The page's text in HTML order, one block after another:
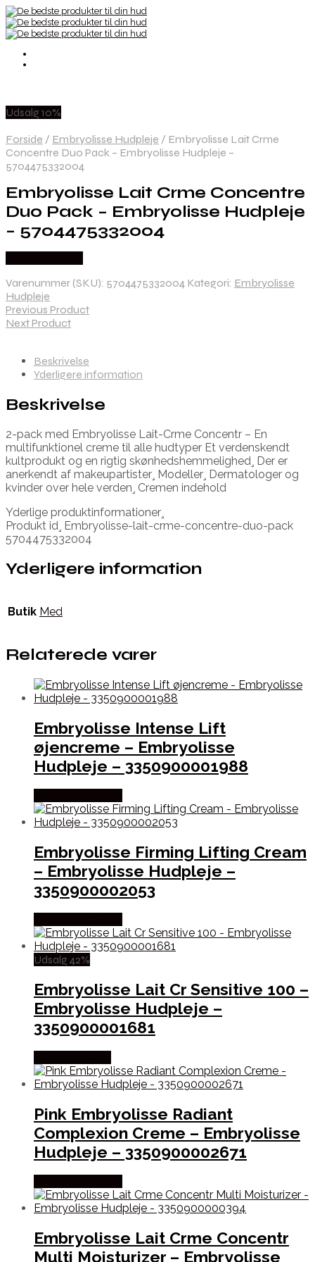
Udsalg 10%
Forside / Embryolisse Hudpleje / Embryolisse Lait Crme
Concentre Duo Pack – Embryolisse Hudpleje –
5704475332004
Embryolisse Lait Crme Concentre
Duo Pack – Embryolisse Hudpleje
– 5704475332004
Varenummer (SKU): 5704475332004 Kategori: Embryolisse
Hudpleje
Previous Product
Next Product
Beskrivelse
Yderligere information
Beskrivelse
2-pack med Embryolisse Lait-Crme Concentr – En
multifunktionel creme til alle hudtyper Et verdenskendt
kultprodukt og en rigtig skønhedshemmelighed¸ Der er
anerkendt af makeupartister¸ Modeller¸ Dermatologer og
kvinder over hele verden¸ Cremen indehold
Yderlige produktinformationer¸
Produkt id¸ Embryolisse-lait-crme-concentre-duo-pack
5704475332004
Yderligere information
Butik Med
Relaterede varer
Embryolisse Intense Lift
øjencreme – Embryolisse
Hudpleje – 3350900001988
Embryolisse Firming Lifting Cream
– Embryolisse Hudpleje –
3350900002053
Udsalg 42%
Embryolisse Lait Cr Sensitive 100 –
Embryolisse Hudpleje –
3350900001681
Pink Embryolisse Radiant
Complexion Creme – Embryolisse
Hudpleje – 3350900002671
Embryolisse Lait Crme Concentr
Multi Moisturizer – Embryolisse